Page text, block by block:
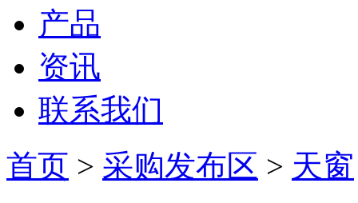
产品
资讯
联系我们
首页 > 采购发布区 > 天窗